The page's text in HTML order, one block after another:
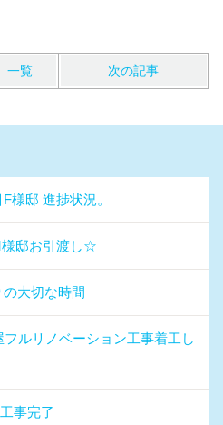
一覧 次の記事
様邸 進捗状況。
邸お引渡し☆
大切な時間
フルリノベーション工事着工し
事完了